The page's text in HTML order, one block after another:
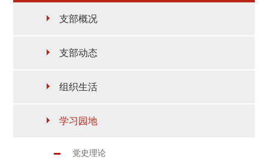
支部概况
支部动态
组织生活
学习园地
党史理论